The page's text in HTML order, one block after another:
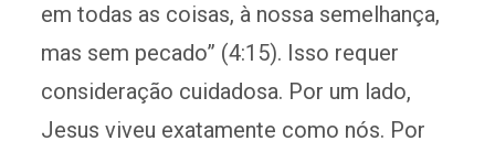
em todas as coisas, à nossa semelhança,
mas sem pecado” (4:15). Isso requer
consideração cuidadosa. Por um lado,
Jesus viveu exatamente como nós. Por